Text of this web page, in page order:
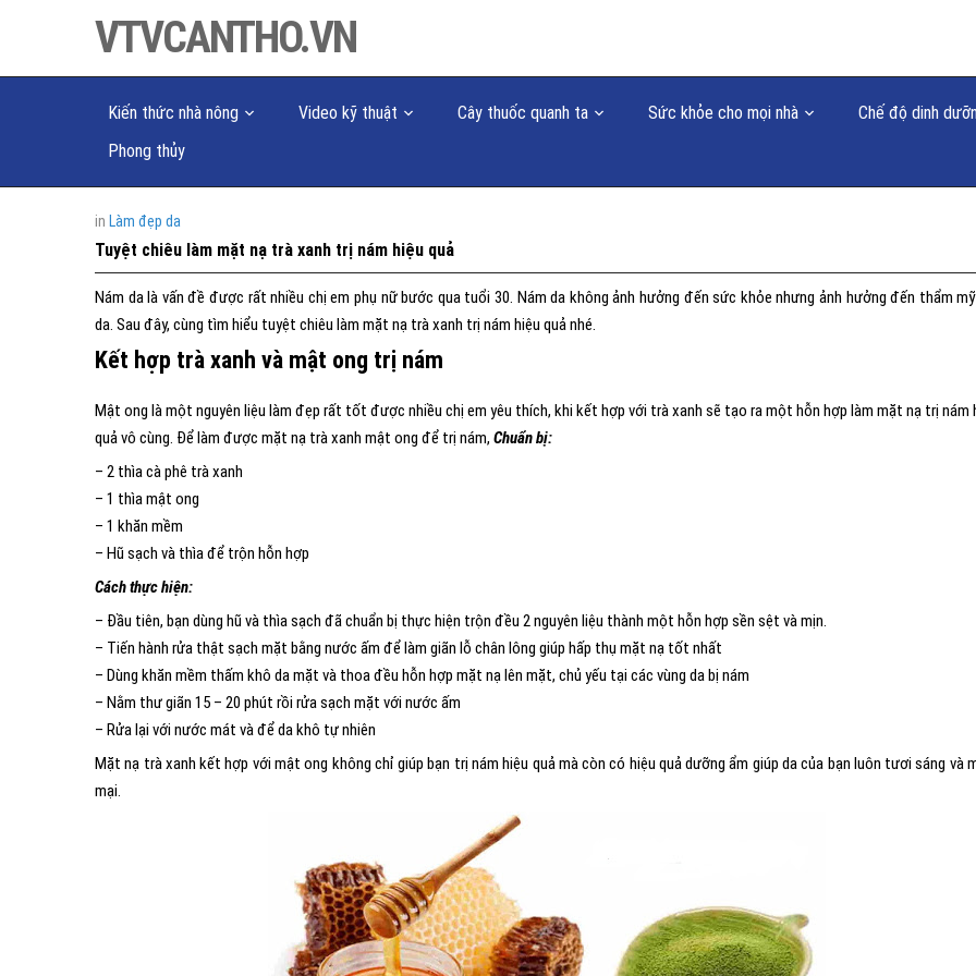
VTVCANTHO.VN
Kiến thức nhà nông Video kỹ thuật Cây thuốc quanh ta Sức khỏe cho mọi nhà
Chế độ dinh
Phong thủy
in Làm đẹp da
Tuyệt chiêu làm mặt nạ trà xanh trị nám hiệu quả
Nám da là vấn đề được rất nhiều chị em phụ nữ bước qua tuổi 30. Nám da không ảnh hưởng đến sức khỏe nhưng ảnh hưởng đến thẩm
da. Sau đây, cùng tìm hiểu tuyệt chiêu làm mặt nạ trà xanh trị nám hiệu quả nhé.
Kết hợp trà xanh và mật ong trị nám
Mật ong là một nguyên liệu làm đẹp rất tốt được nhiều chị em yêu thích, khi kết hợp với trà xanh sẽ tạo ra một hỗn hợp làm mặt nạ trị nám
quả vô cùng. Để làm được mặt nạ trà xanh mật ong để trị nám, Chuẩn bị:
– 2 thìa cà phê trà xanh
– 1 thìa mật ong
– 1 khăn mềm
– Hũ sạch và thìa để trộn hỗn hợp
Cách thực hiện:
– Đầu tiên, bạn dùng hũ và thìa sạch đã chuẩn bị thực hiện trộn đều 2 nguyên liệu thành một hỗn hợp sền sệt và mịn.
– Tiến hành rửa thật sạch mặt bằng nước ấm để làm giãn lỗ chân lông giúp hấp thụ mặt nạ tốt nhất
– Dùng khăn mềm thấm khô da mặt và thoa đều hỗn hợp mặt nạ lên mặt, chủ yếu tại các vùng da bị nám
– Nằm thư giãn 15 – 20 phút rồi rửa sạch mặt với nước ấm
– Rửa lại với nước mát và để da khô tự nhiên
Mặt nạ trà xanh kết hợp với mật ong không chỉ giúp bạn trị nám hiệu quả mà còn có hiệu quả dưỡng ẩm giúp da của bạn luôn tươi sáng và
mại.